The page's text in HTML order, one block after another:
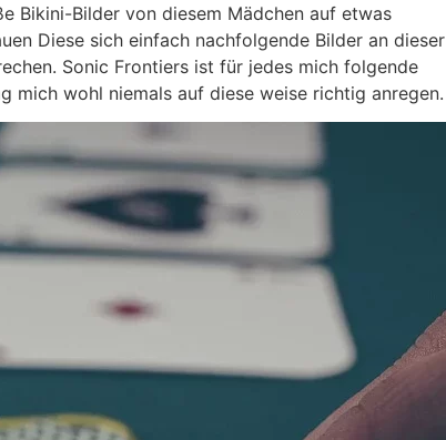
Bikini-Bilder von diesem Mädchen auf etwas
Diese sich einfach nachfolgende Bilder an dieser
Sonic Frontiers ist für jedes mich folgende
mich wohl niemals auf diese weise richtig anregen.